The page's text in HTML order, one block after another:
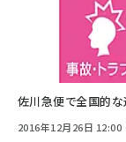
佐川急便で全国的
2016年12月26日 12:00